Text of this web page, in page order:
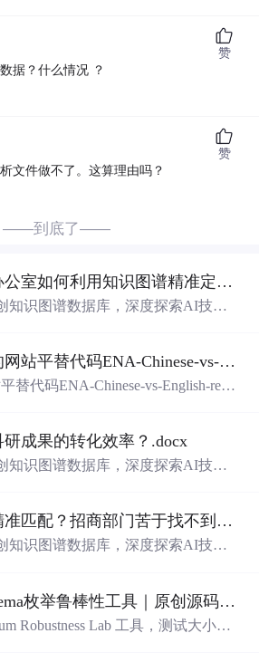
据？什么情况 ？
赞
文件做不了。这算理由吗？
赞
——到底了——
高校技术转移办公室如何利用知识图谱精准定位产业需求与技术适配点？.docx
知识图谱数据库，深度探索AI技术
决方案，推动科技创新与产业创新认知网络分析的网站平替代码ENA-Chinese-vs-English-reproducible.zip
替代码ENA-Chinese-vs-English-repro
成果的转化效率？.docx
知识图谱数据库，深度探索AI技术
决方案，推动科技创新与产业创新产业招商如何精准匹配？招商部门苦于找不到符合产业链补链强链方向的目标企业怎么办？.docx
知识图谱数据库，深度探索AI技术
决方案，推动科技创新与产业创新大模型工具Schema枚举鲁棒性工具｜原创源码+测试+离线报告
Robustness Lab 工具，测试大小